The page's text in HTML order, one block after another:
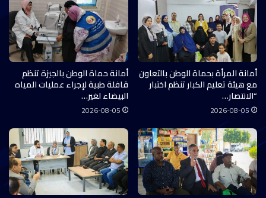
أمانة المرأة بحماة الوطن بالتعاون
مع هيئة تعليم الكبار تنظم اختبار
“الانتصار…
2026-08-05
أمانة حماة الوطن بالجيزة تنظم
قافلة طبية لإجراء عمليات المياه
البيضاء لغير…
2026-08-05